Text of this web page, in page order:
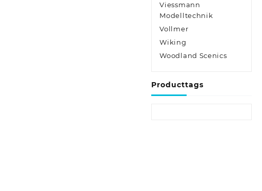
Viessmann
Modelltechnik
Vollmer
Wiking
Woodland Scenics
Producttags